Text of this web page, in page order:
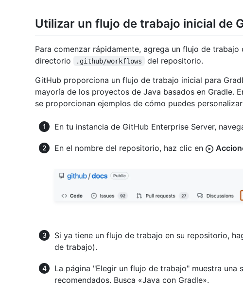
Utilizar un flujo de trabajo inicial de
Para comenzar rápidamente, agrega un flujo de trabajo
directorio
.github/workflows
del repositorio.
GitHub proporciona un flujo de trabajo inicial para
mayoría de los proyectos de Java basados en Gradle.
se proporcionan ejemplos de cómo puedes
En tu instancia de GitHub Enterprise Server,
En el nombre del repositorio, haz clic en
Si ya tiene un flujo de trabajo en su repositorio,
de trabajo).
La página "Elegir un flujo de trabajo" muestra
recomendados. Busca «Java con Gradle».